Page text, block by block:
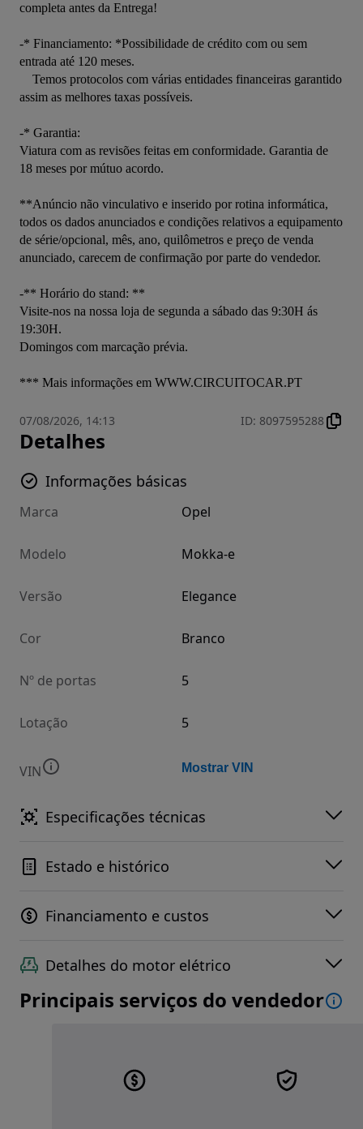
completa antes da Entrega!
-* Financiamento: *Possibilidade de crédito com ou sem
entrada até 120 meses.
assim as melhores taxas possíveis.
-* Garantia:
Viatura com as revisões feitas em conformidade. Garantia de
18 meses por mútuo acordo.
**Anúncio não vinculativo e inserido por rotina informática,
todos os dados anunciados e condições relativos a equipamento
de série/opcional, mês, ano, quilômetros e preço de venda
anunciado, carecem de confirmação por parte do vendedor.
-** Horário do stand: **
Visite-nos na nossa loja de segunda a sábado das 9:30H ás
19:30H.
Domingos com marcação prévia.
*** Mais informações em WWW.CIRCUITOCAR.PT
07/08/2026, 14:13 ID: 8097595288
Detalhes
Informações básicas
Marca Opel
Modelo Mokka-e
Versão Elegance
Cor Branco
Nº de portas 5
Lotação 5
VIN Mostrar VIN
Especificações técnicas
Estado e histórico
Financiamento e custos
Detalhes do motor elétrico
Principais serviços do vendedor